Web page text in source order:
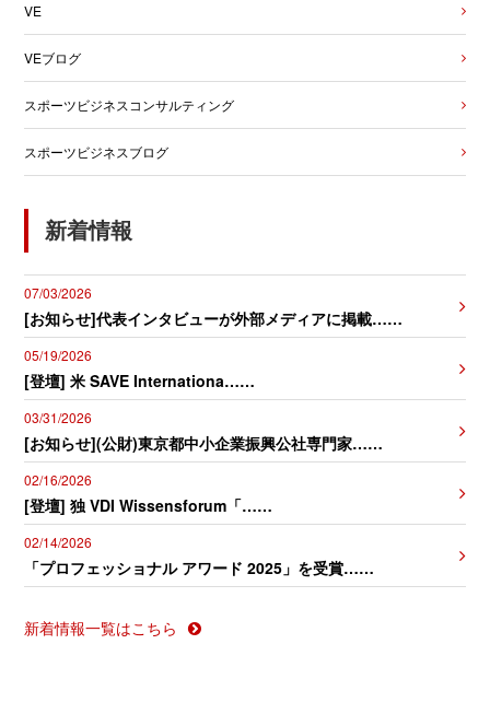
VE
VEブログ
スポーツビジネスコンサルティング
スポーツビジネスブログ
新着情報
07/03/2026
[お知らせ]代表インタビューが外部メディアに掲載……
05/19/2026
[登壇] 米 SAVE Internationa……
03/31/2026
[お知らせ](公財)東京都中小企業振興公社専門家……
02/16/2026
[登壇] 独 VDI Wissensforum「……
02/14/2026
「プロフェッショナル アワード 2025」を受賞……
新着情報一覧はこちら